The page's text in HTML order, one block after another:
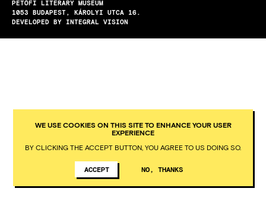
PETŐFI LITERARY MUSEUM
1053
BUDAPEST
KÁROLYI UTCA 16.
DEVELOPED BY INTEGRAL VISION
WE USE COOKIES ON THIS SITE TO ENHANCE YOUR USER
EXPERIENCE
BY CLICKING THE ACCEPT BUTTON, YOU AGREE TO US DOING SO.
ACCEPT NO, THANKS